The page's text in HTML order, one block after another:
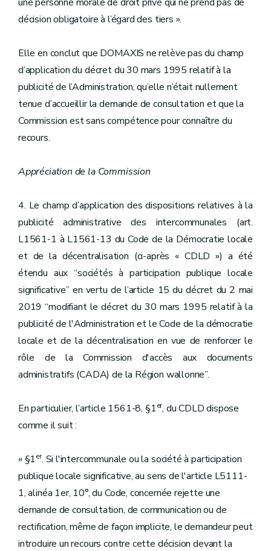
décision obligatoire à l’égard des tiers ».
Elle en conclut que DOMAXIS ne relève pas du champ
d’application du décret du 30 mars 1995 relatif à la
publicité de l’Administration, qu’elle n’était nullement
tenue d’accueillir la demande de consultation et que la
Commission est sans compétence pour connaître du
recours.
Appréciation de la Commission
4. Le champ d’application des dispositions relatives à la
publicité administrative des intercommunales (art.
L1561-1 à L1561-13 du Code de la Démocratie locale
et de la décentralisation (ci-après « CDLD ») a été
étendu aux “sociétés à participation publique locale
significative” en vertu de l’article 15 du décret du 2 mai
2019 “modifiant le décret du 30 mars 1995 relatif à la
publicité de l'Administration et le Code de la démocratie
locale et de la décentralisation en vue de renforcer le
rôle de la Commission d'accès aux documents
administratifs (CADA) de la Région wallonne”.
En particulier, l’article 1561-8, §1er, du CDLD dispose
comme il suit :
« §1er. Si l'intercommunale ou la société à participation
publique locale significative, au sens de l'article L5111-
1, alinéa 1er, 10°, du Code, concernée rejette une
demande de consultation, de communication ou de
rectification, même de façon implicite, le demandeur peut
introduire un recours contre cette décision devant la